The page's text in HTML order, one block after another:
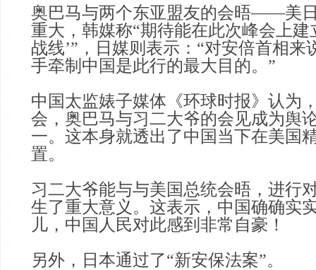
奥巴马与两个东亚盟友的会晤——美
重大，韩媒称“期待能在此次峰会上建
战线’”，日媒则表示：“对安倍首相来
手牵制中国是此行的最大目的。”
中国太监婊子媒体《环球时报》认为
会，奥巴马与习二大爷的会见成为舆
一。这本身就透出了中国当下在美国
置。
习二大爷能与与美国总统会晤，进行
生了重大意义。这表示，中国确确实
儿，中国人民对此感到非常自豪！
另外，日本通过了“新安保法案”。